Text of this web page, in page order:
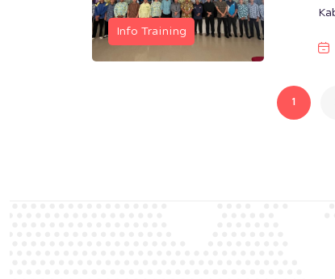
Info Training
1